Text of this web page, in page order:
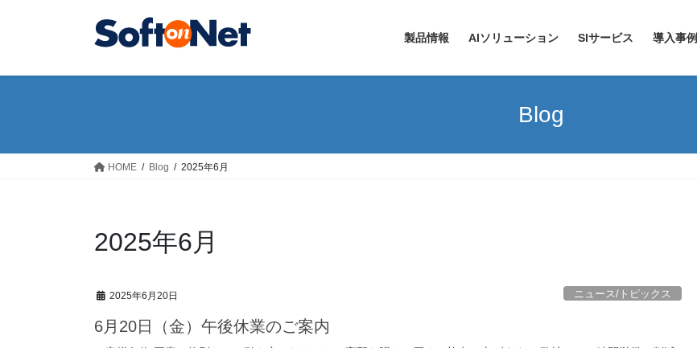
製品情報 AIソリューション SIサービス 導入事例
Blog
HOME Blog 2025年6月
2025年6月
2025年6月20日 ニュース/トピックス
6月20日（金）午後休業のご案内